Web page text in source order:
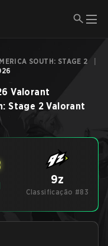
SOUTH: STAGE 2
Valorant
Stage 2 Valorant
9z
Classificação #83